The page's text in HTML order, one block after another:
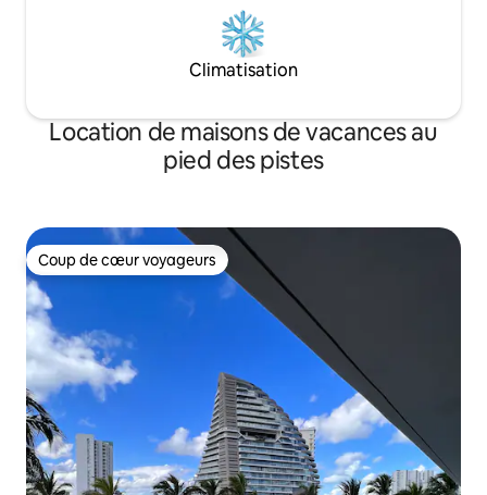
Climatisation
Location de maisons de vacances au
pied des pistes
Coup de cœur voyageurs
Coup de cœur voyageurs